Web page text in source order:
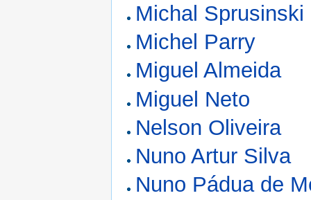
Michal Sprusinski
Michel Parry
Miguel Almeida
Miguel Neto
Nelson Oliveira
Nuno Artur Silva
Nuno Pádua de